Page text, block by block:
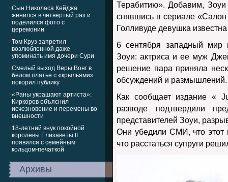
Сын Николаса Кейджа
женился в четвертый раз и
поделился фото с
церемонии
Том Круз запретил
возлюбленной даже
упоминать имя дочери Сури
Смелый выход Веры Вонг в
белом платье с «крыльями»
покорил публику
«Раны украшают артиста»:
Киркоров объяснил
исчезновение и перемены во
внешности
18-летний внук покойной
королевы Елизаветы II
появился с семейным
кольцом-печаткой
Архивы
Терабитию». Добавим,
снявшись в сериале «Салон
Голливуде девушка
6 сентября западный мир
Зоуи: актриса и ее муж
решение пара приняла
обсуждений и размышлений.
Как сообщает издание «
разводе подтвердили
представителей Зоуи,
Они убедили СМИ, что этот
что расстаться супруги